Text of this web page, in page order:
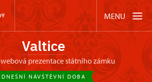
MENU
Valtice
webová prezentace státního zámku
DNEŠNÍ NÁVŠTĚVNÍ DOBA